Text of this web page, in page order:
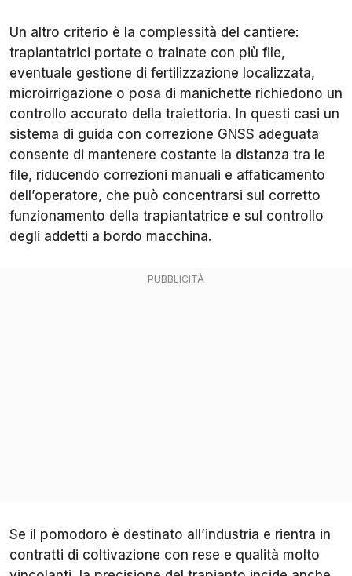
Un altro criterio è la complessità del cantiere:
trapiantatrici portate o trainate con più file,
eventuale gestione di fertilizzazione localizzata,
microirrigazione o posa di manichette richiedono un
controllo accurato della traiettoria. In questi casi un
sistema di guida con correzione GNSS adeguata
consente di mantenere costante la distanza tra le
file, riducendo correzioni manuali e affaticamento
dell’operatore, che può concentrarsi sul corretto
funzionamento della trapiantatrice e sul controllo
degli addetti a bordo macchina.
Se il pomodoro è destinato all’industria e rientra in
contratti di coltivazione con rese e qualità molto